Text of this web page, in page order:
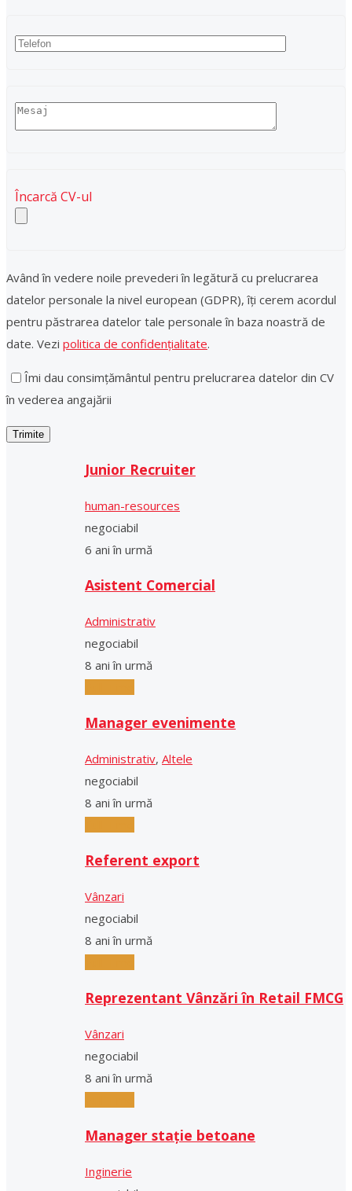
Încarcă CV-ul
Având în vedere noile prevederi în legătură cu prelucrarea
datelor personale la nivel european (GDPR), îți cerem acordul
pentru păstrarea datelor tale personale în baza noastră de
date. Vezi politica de confidențialitate.
Îmi dau consimțământul pentru prelucrarea datelor din CV
în vederea angajării
Junior Recruiter
human-resources
negociabil
6 ani în urmă
Asistent Comercial
Administrativ
negociabil
8 ani în urmă
Manager evenimente
Administrativ, Altele
negociabil
8 ani în urmă
Referent export
Vânzari
negociabil
8 ani în urmă
Reprezentant Vânzări în Retail FMCG
Vânzari
negociabil
8 ani în urmă
Manager stație betoane
Inginerie